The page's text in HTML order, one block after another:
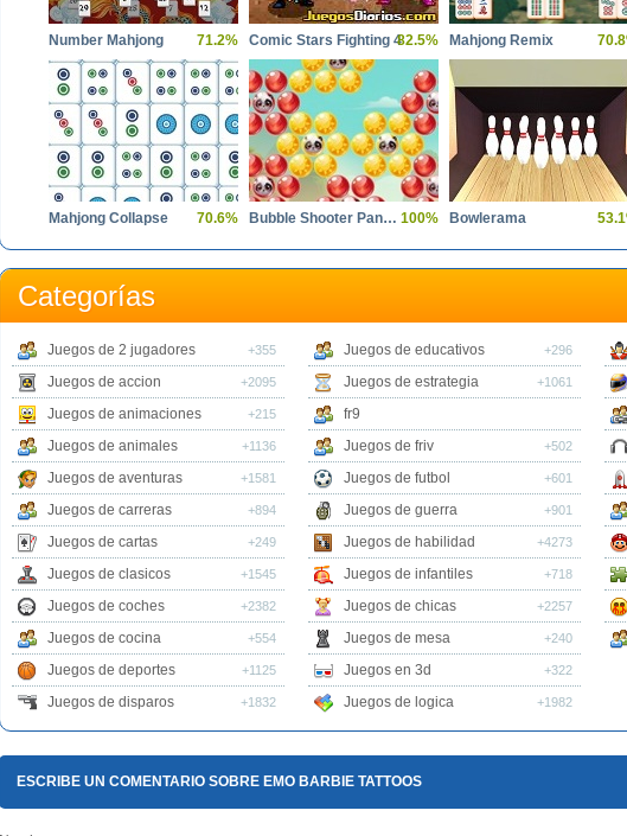
Number Mahjong 71.2% Comic Stars Fighting 482.5% Mahjong Remix
Mahjong Collapse 70.6% Bubble Shooter Panda Blast 100% Bowlerama
Categorías
Juegos de 2 jugadores +355
Juegos de accion +2095
Juegos de animaciones +215
Juegos de animales +1136
Juegos de aventuras +1581
Juegos de carreras +894
Juegos de cartas +249
Juegos de clasicos +1545
Juegos de coches +2382
Juegos de cocina +554
Juegos de deportes +1125
Juegos de disparos +1832
Juegos de educativos +296
Juegos de estrategia +1061
fr9
Juegos de friv
+502
Juegos de futbol +601
Juegos de guerra +901
Juegos de habilidad +4273
Juegos de infantiles +718
Juegos de chicas +2257
Juegos de mesa +240
Juegos en 3d +322
Juegos de logica +1982
ESCRIBE UN COMENTARIO SOBRE EMO BARBIE TATTOOS